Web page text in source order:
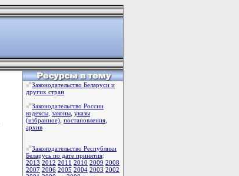
Законодательство Беларуси и
других стран
Законодательство России
кодексы законы указы
(избранное) постановления
архив
Законодательство Республики
Беларусь по дате принятия:
2013 2012 2011 2010 2009 2008
2007 2006 2005 2004 2003 2002